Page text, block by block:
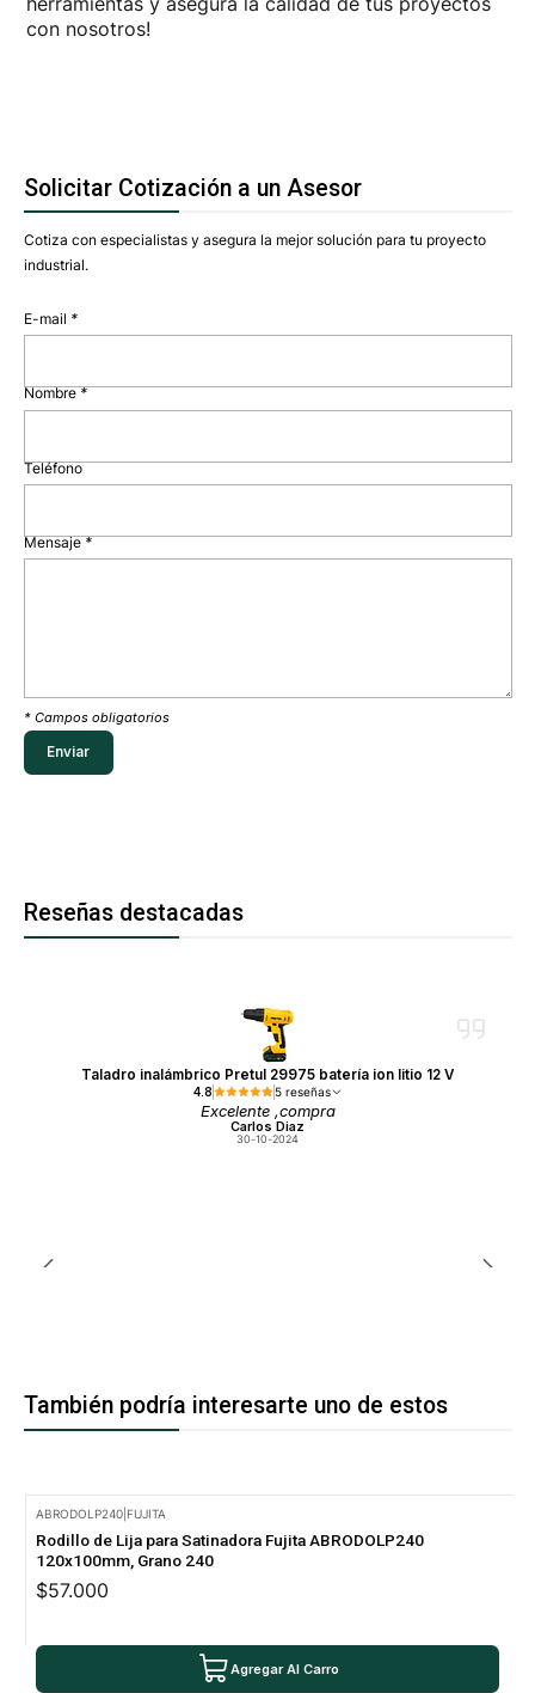
con nosotros!
Solicitar Cotización a un Asesor
Cotiza con especialistas y asegura la mejor solución para tu proyecto
industrial.
E-mail *
Nombre *
Teléfono
Mensaje *
* Campos obligatorios
Reseñas destacadas
Taladro inalámbrico Pretul 29975 batería ion litio 12 V
4.8 5 reseñas
Excelente ,compra
Carlos Diaz
30-10-2024
También podría interesarte uno de estos
ABRODOLP240 FUJITA
Rodillo de Lija para Satinadora Fujita ABRODOLP240
120x100mm, Grano 240
$57.000
Agregar Al Carro